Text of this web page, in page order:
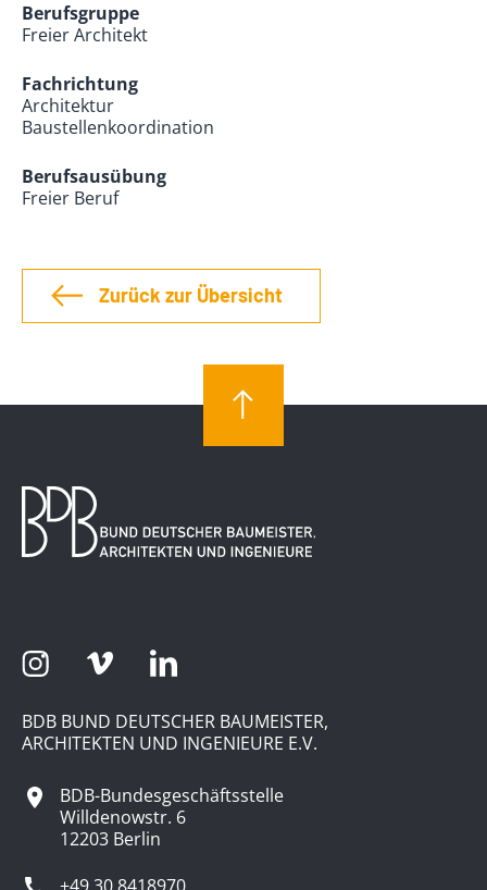
Berufsgruppe
Freier Architekt
Fachrichtung
Architektur
Baustellenkoordination
Berufsausübung
Freier Beruf
Zurück zur Übersicht
BDB BUND DEUTSCHER BAUMEISTER,
ARCHITEKTEN UND INGENIEURE E.V.
BDB-Bundesgeschäftsstelle
Willdenowstr. 6
12203 Berlin